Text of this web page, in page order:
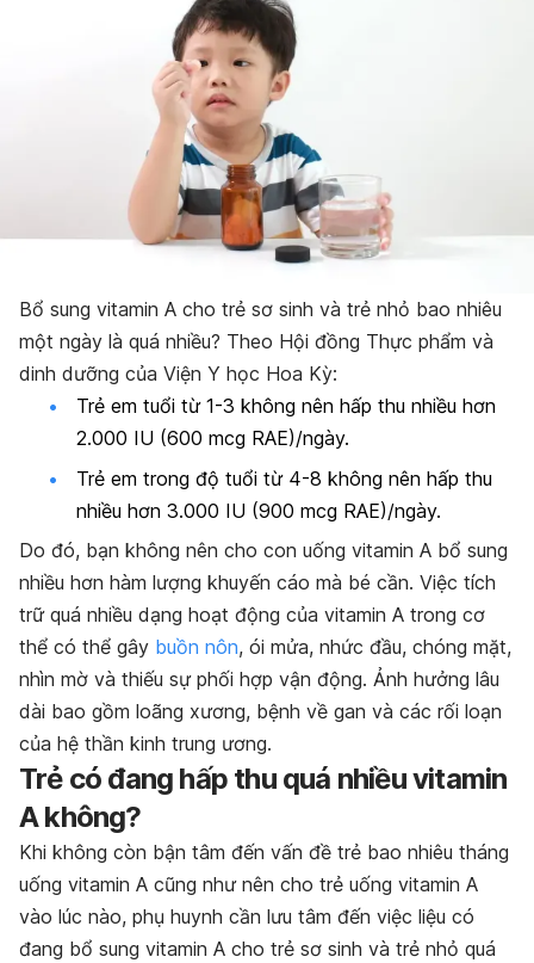
Bổ sung vitamin A cho trẻ sơ sinh và trẻ nhỏ bao nhiêu
một ngày là quá nhiều? Theo Hội đồng Thực phẩm và
dinh dưỡng của Viện Y học Hoa Kỳ:
Trẻ em tuổi từ 1-3 không nên hấp thu nhiều hơn
2.000 IU (600 mcg RAE)/ngày.
Trẻ em trong độ tuổi từ 4-8 không nên hấp thu
nhiều hơn 3.000 IU (900 mcg RAE)/ngày.
Do đó, bạn không nên cho con uống vitamin A bổ sung
nhiều hơn hàm lượng khuyến cáo mà bé cần. Việc tích
trữ quá nhiều dạng hoạt động của vitamin A trong cơ
thể có thể gây buồn nôn, ói mửa, nhức đầu, chóng mặt,
nhìn mờ và thiếu sự phối hợp vận động. Ảnh hưởng lâu
dài bao gồm loãng xương, bệnh về gan và các rối loạn
của hệ thần kinh trung ương.
Trẻ có đang hấp thu quá nhiều vitamin
A không?
Khi không còn bận tâm đến vấn đề trẻ bao nhiêu tháng
uống vitamin A cũng như nên cho trẻ uống vitamin A
vào lúc nào, phụ huynh cần lưu tâm đến việc liệu có
đang bổ sung vitamin A cho trẻ sơ sinh và trẻ nhỏ quá